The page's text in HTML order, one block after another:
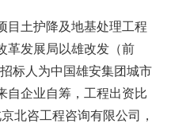
土护降及地基处理工程
革发展局以雄改发（前
标人为中国雄安集团城市
自企业自筹，工程出资比
北咨工程咨询有限公司，